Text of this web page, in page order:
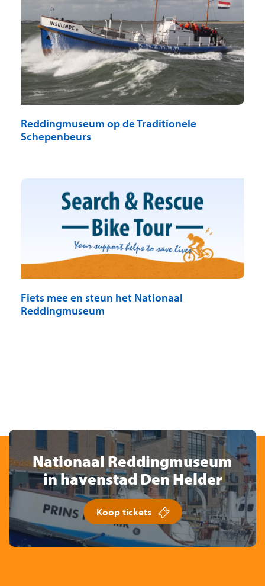
Reddingmuseum op de Traditionele
Schepenbeurs
Fiets mee en steun het Nationaal
Reddingmuseum
Nationaal Reddingmuseum
in havenstad Den Helder
Koop tickets